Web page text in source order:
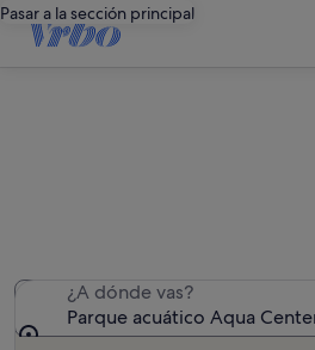
Pasar a la sección principal
¿A dónde vas?
Parque acuático Aqua